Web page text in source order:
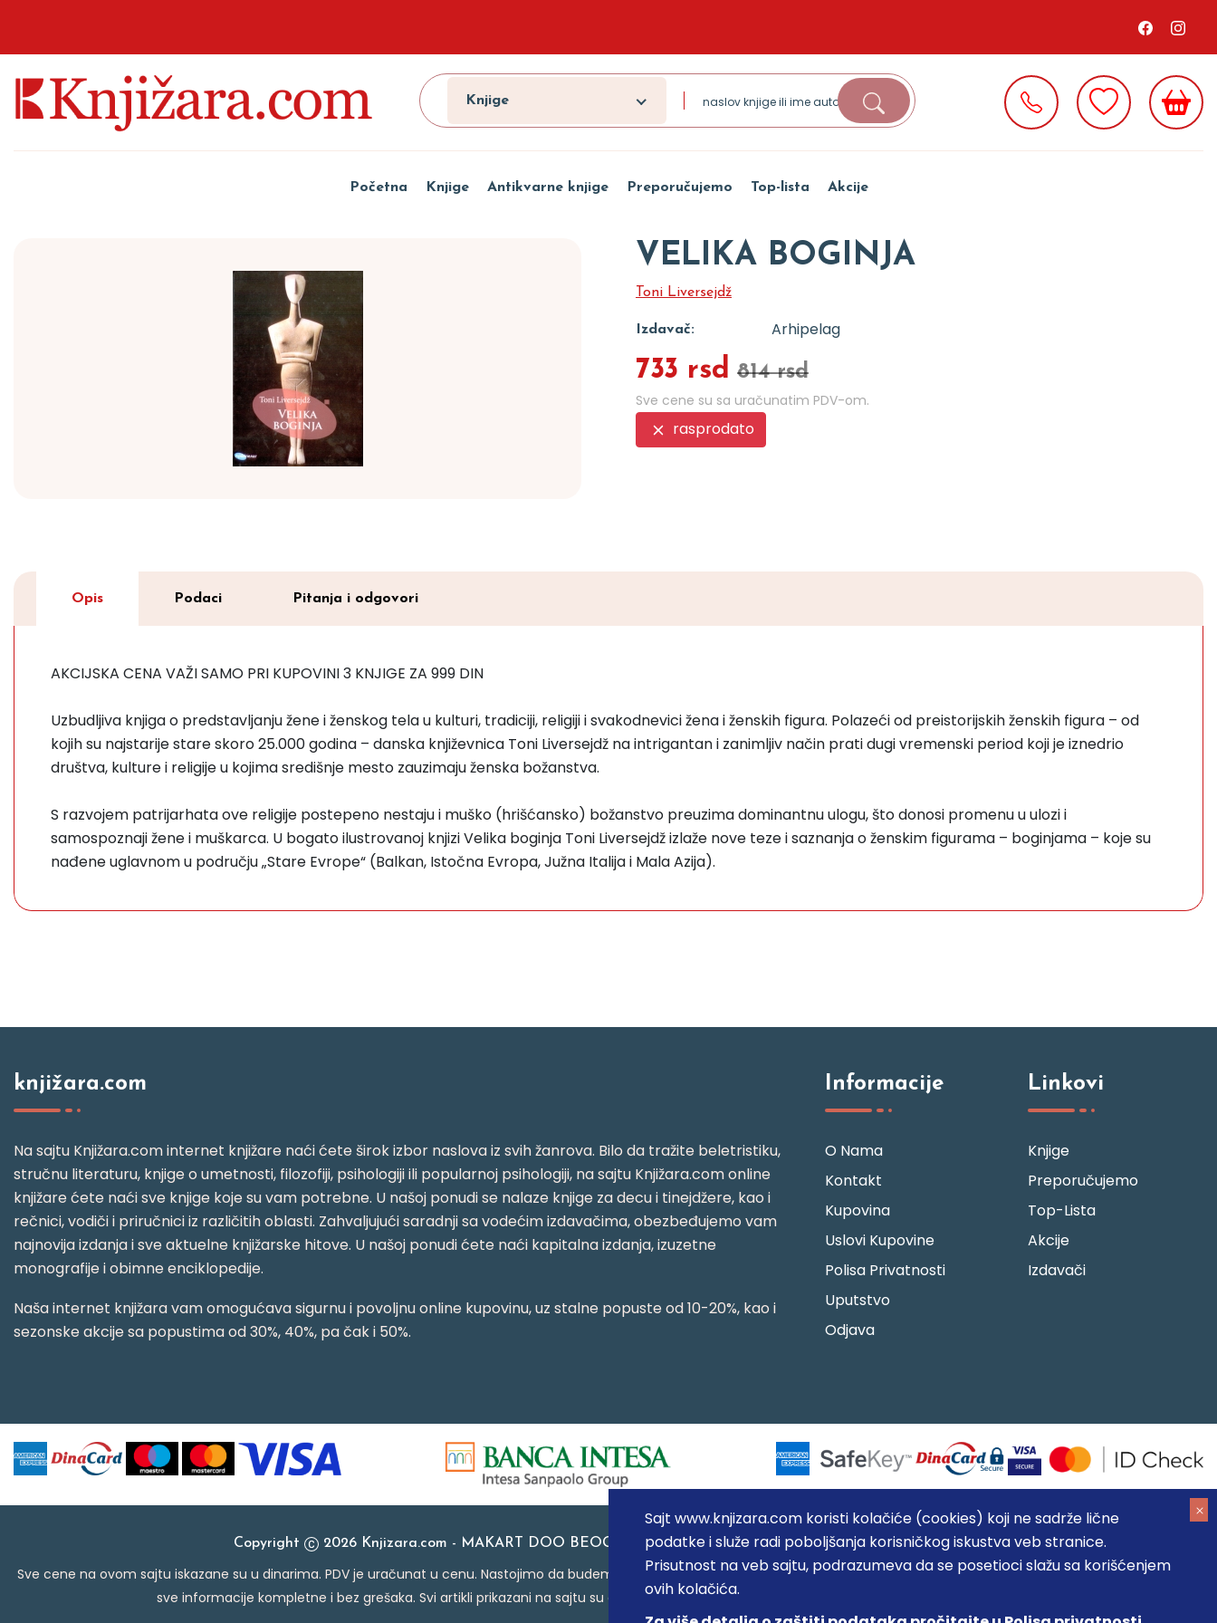
Sajt www.knjizara.com koristi kolačiće (cookies) koji ne sadrže lične
podatke i služe radi poboljšanja korisničkog iskustva veb stranice.
Prisutnost na veb sajtu, podrazumeva da se posetioci slažu sa korišćenjem
ovih kolačića.
Knjige
Početna Knjige Antikvarne knjige Preporučujemo Top-lista Akcije
VELIKA BOGINJA
Toni Liversejdž
Izdavač: Arhipelag
733 rsd 814 rsd
Sve cene su sa uračunatim PDV-om.
rasprodato
Opis Podaci Pitanja i odgovori
AKCIJSKA CENA VAŽI SAMO PRI KUPOVINI 3 KNJIGE ZA 999 DIN
Uzbudljiva knjiga o predstavljanju žene i ženskog tela u kulturi, tradiciji, religiji i svakodnevici žena i ženskih figura. Polazeći od preistorijskih ženskih figura – od
kojih su najstarije stare skoro 25.000 godina – danska književnica Toni Liversejdž na intrigantan i zanimljiv način prati dugi vremenski period koji je iznedrio
društva, kulture i religije u kojima središnje mesto zauzimaju ženska božanstva.
S razvojem patrijarhata ove religije postepeno nestaju i muško (hrišćansko) božanstvo preuzima dominantnu ulogu, što donosi promenu u ulozi i
samospoznaji žene i muškarca. U bogato ilustrovanoj knjizi Velika boginja Toni Liversejdž izlaže nove teze i saznanja o ženskim figurama – boginjama – koje su
nađene uglavnom u području „Stare Evrope“ (Balkan, Istočna Evropa, Južna Italija i Mala Azija).
knjižara.com
Na sajtu Knjižara.com internet knjižare naći ćete širok izbor naslova iz svih žanrova. Bilo da tražite beletristiku,
stručnu literaturu, knjige o umetnosti, filozofiji, psihologiji ili popularnoj psihologiji, na sajtu Knjižara.com online
knjižare ćete naći sve knjige koje su vam potrebne. U našoj ponudi se nalaze knjige za decu i tinejdžere, kao i
rečnici, vodiči i priručnici iz različitih oblasti. Zahvaljujući saradnji sa vodećim izdavačima, obezbeđujemo vam
najnovija izdanja i sve aktuelne knjižarske hitove. U našoj ponudi ćete naći kapitalna izdanja, izuzetne
monografije i obimne enciklopedije.
Naša internet knjižara vam omogućava sigurnu i povoljnu online kupovinu, uz stalne popuste od 10-20%, kao i
sezonske akcije sa popustima od 30%, 40%, pa čak i 50%.
Informacije
O Nama
Kontakt
Kupovina
Uslovi Kupovine
Polisa Privatnosti
Uputstvo
Odjava
Linkovi
Knjige
Preporučujemo
Top-Lista
Akcije
Izdavači
Copyright 2026 Knjizara.com - MAKART DOO BEOGRAD (NOVI BEOGRAD), PIB: 105184104, MB: 20337524
Sve cene na ovom sajtu iskazane su u dinarima. PDV je uračunat u cenu. Nastojimo da budemo što precizniji u opisu proizvoda, prikazu slika i samih cena, ali ne možemo garantovati da su
sve informacije kompletne i bez grešaka. Svi artikli prikazani na sajtu su deo naše ponude i ne podrazumeva da su dostupni u svakom trenutku.